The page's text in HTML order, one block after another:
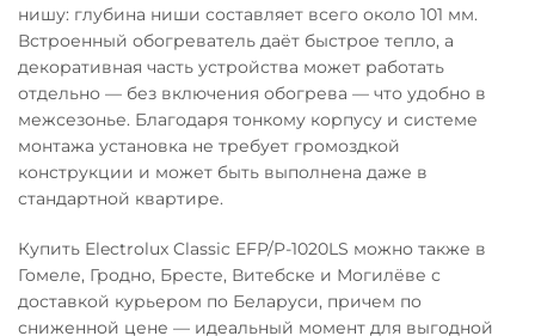
нишу: глубина ниши составляет всего около 101 мм.
Встроенный обогреватель даёт быстрое тепло, а
декоративная часть устройства может работать
отдельно — без включения обогрева — что удобно в
межсезонье. Благодаря тонкому корпусу и системе
монтажа установка не требует громоздкой
конструкции и может быть выполнена даже в
стандартной квартире.
Купить Electrolux Classic EFP/P-1020LS можно также в
Гомеле, Гродно, Бресте, Витебске и Могилёве с
доставкой курьером по Беларуси, причем по
сниженной цене — идеальный момент для выгодной